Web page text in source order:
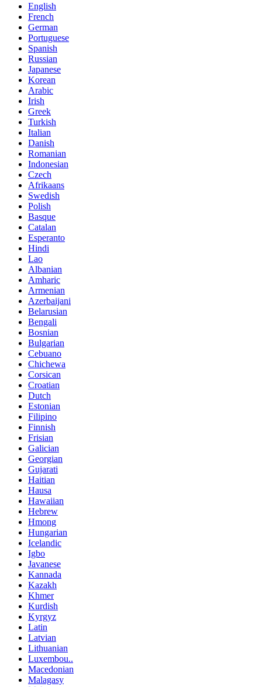
English
French
German
Portuguese
Spanish
Russian
Japanese
Korean
Arabic
Irish
Greek
Turkish
Italian
Danish
Romanian
Indonesian
Czech
Afrikaans
Swedish
Polish
Basque
Catalan
Esperanto
Hindi
Lao
Albanian
Amharic
Armenian
Azerbaijani
Belarusian
Bengali
Bosnian
Bulgarian
Cebuano
Chichewa
Corsican
Croatian
Dutch
Estonian
Filipino
Finnish
Frisian
Galician
Georgian
Gujarati
Haitian
Hausa
Hawaiian
Hebrew
Hmong
Hungarian
Icelandic
Igbo
Javanese
Kannada
Kazakh
Khmer
Kurdish
Kyrgyz
Latin
Latvian
Lithuanian
Luxembou..
Macedonian
Malagasy